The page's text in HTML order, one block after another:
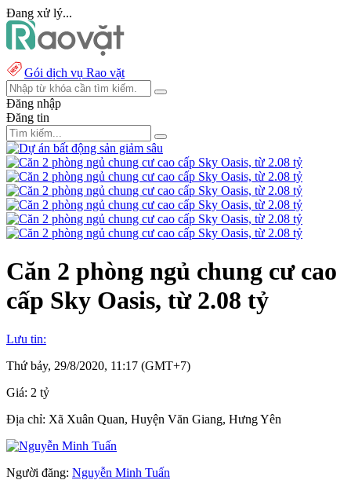
Đang xử lý...
Gói dịch vụ Rao vặt
Đăng nhập
Đăng tin
Căn 2 phòng ngủ chung cư cao
cấp Sky Oasis, từ 2.08 tỷ
Lưu tin:
Thứ bảy, 29/8/2020, 11:17 (GMT+7)
Giá: 2 tỷ
Địa chỉ: Xã Xuân Quan, Huyện Văn Giang, Hưng Yên
Người đăng: Nguyễn Minh Tuấn